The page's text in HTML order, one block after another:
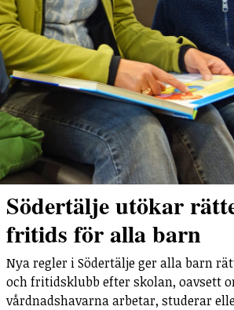
Södertälje utökar
fritids för alla barn
Nya regler i Södertälje ger alla barn
och fritidsklubb efter skolan, oavsett
vårdnadshavarna arbetar, studerar